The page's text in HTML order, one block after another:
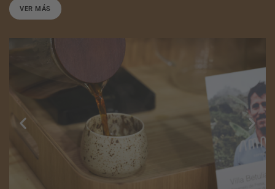
VER MÁS